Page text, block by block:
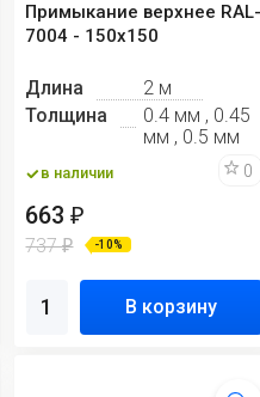
Примыкание верхнее
7004 - 150х150
Длина
2 м
Толщина
0.4 мм , 0.45
мм , 0.5 мм
в наличии 0
663₽
737₽ -10%
В корзину